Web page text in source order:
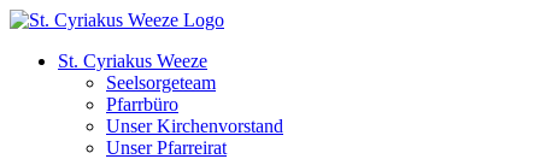
Zum
springenSt. Cyriakus Weeze
Seelsorgeteam
Pfarrbüro
Unser Kirchenvorstand
Unser Pfarreirat